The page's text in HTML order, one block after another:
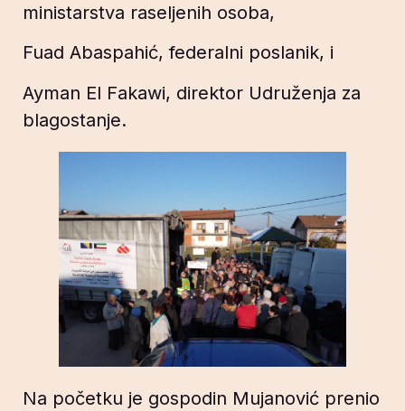
ministarstva raseljenih osoba,
Fuad Abaspahić, federalni poslanik, i
Ayman El Fakawi, direktor Udruženja za
blagostanje.
Na početku je gospodin Mujanović prenio